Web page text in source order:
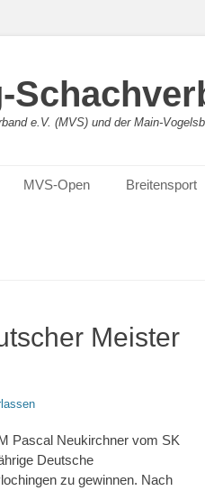
e.V. (MVS) und der Main-
MVS-Open Breitensport
Meister
Pascal Neukirchner vom SK
Deutsche
zu gewinnen. Nach